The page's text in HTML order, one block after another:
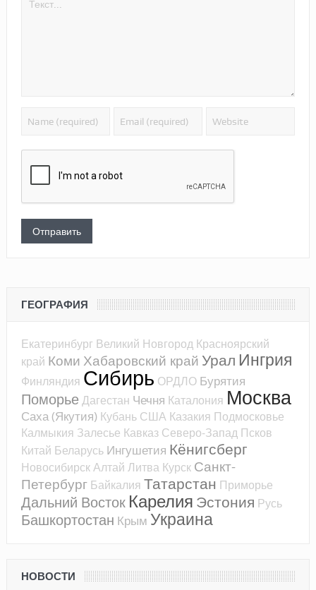
ГЕОГРАФИЯ
Екатеринбург Великий Новгород Красноярский
край Коми Хабаровский край Урал Ингрия
Финляндия Сибирь ОРДЛО Бурятия
ПоморьеДагестан Чечня Каталония Москва
Саха (Якутия) Кубань США Казакия Подмосковье
Калмыкия Залесье Кавказ Северо-Запад Псков
Китай Беларусь Ингушетия Кёнигсберг
НовосибирскАлтай Литва Курск Санкт-
Петербург Байкалия Татарстан Приморье
Дальний Восток Карелия Эстония Русь
Башкортостан Крым Украина
НОВОСТИ